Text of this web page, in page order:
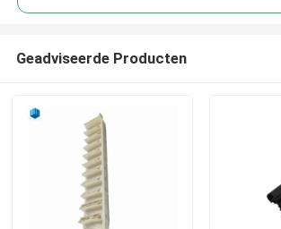
Geadviseerde Producten